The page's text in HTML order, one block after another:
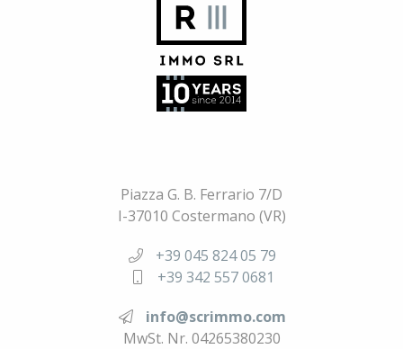
Piazza G. B. Ferrario 7/D
I-37010 Costermano (VR)
+39 045 824 05 79
+39 342 557 0681
info@scrimmo.com
MwSt. Nr. 04265380230